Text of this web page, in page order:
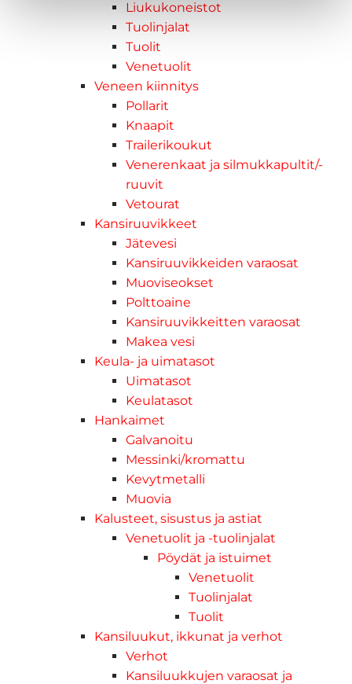
Liukukoneistot
Tuolinjalat
Tuolit
Venetuolit
Veneen kiinnitys
Pollarit
Knaapit
Trailerikoukut
Venerenkaat ja silmukkapultit/-
ruuvit
Vetourat
Kansiruuvikkeet
Jätevesi
Kansiruuvikkeiden varaosat
Muoviseokset
Polttoaine
Kansiruuvikkeitten varaosat
Makea vesi
Keula- ja uimatasot
Uimatasot
Keulatasot
Hankaimet
Galvanoitu
Messinki/kromattu
Kevytmetalli
Muovia
Kalusteet, sisustus ja astiat
Venetuolit ja -tuolinjalat
Pöydät ja istuimet
Venetuolit
Tuolinjalat
Tuolit
Kansiluukut, ikkunat ja verhot
Verhot
Kansiluukkujen varaosat ja